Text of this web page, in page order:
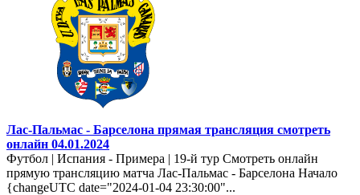
Лас-Пальмас - Барселона прямая трансляция смотреть
онлайн 04.01.2024
Футбол | Испания - Примера | 19-й тур Смотреть онлайн
прямую трансляцию матча Лас-Пальмас - Барселона Начало
{changeUTC date="2024-01-04 23:30:00"...